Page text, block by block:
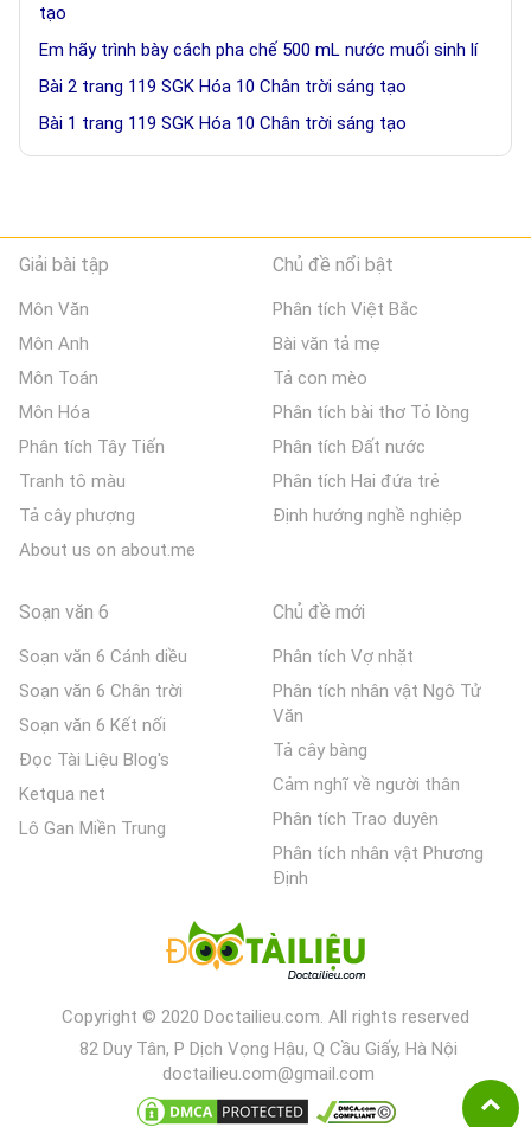
tạo
Em hãy trình bày cách pha chế 500 mL nước muối sinh lí
Bài 2 trang 119 SGK Hóa 10 Chân trời sáng tạo
Bài 1 trang 119 SGK Hóa 10 Chân trời sáng tạo
Giải bài tập
Môn Văn
Môn Anh
Môn Toán
Môn Hóa
Phân tích Tây Tiến
Tranh tô màu
Tả cây phượng
About us on about.me
Chủ đề nổi bật
Phân tích Việt Bắc
Bài văn tả mẹ
Tả con mèo
Phân tích bài thơ Tỏ lòng
Phân tích Đất nước
Phân tích Hai đứa trẻ
Định hướng nghề nghiệp
Soạn văn 6
Soạn văn 6 Cánh diều
Soạn văn 6 Chân trời
Soạn văn 6 Kết nối
Đọc Tài Liệu Blog's
Ketqua net
Lô Gan Miền Trung
Chủ đề mới
Phân tích Vợ nhặt
Phân tích nhân vật Ngô Tử
Văn
Tả cây bàng
Cảm nghĩ về người thân
Phân tích Trao duyên
Phân tích nhân vật Phương
Định
Copyright © 2020 Doctailieu.com. All rights reserved
82 Duy Tân, P Dịch Vọng Hậu, Q Cầu Giấy, Hà Nội
doctailieu.com@gmail.com